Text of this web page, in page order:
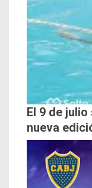
El 9 de
nueva